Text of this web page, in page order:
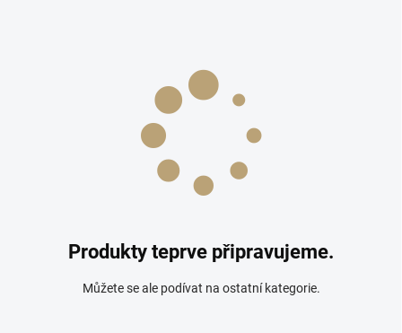
Produkty teprve připravujeme.
Můžete se ale podívat na ostatní kategorie.